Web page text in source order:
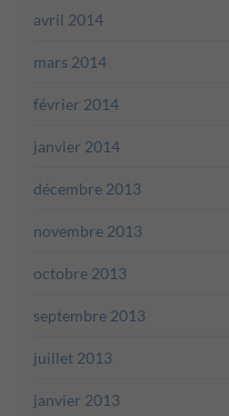
avril 2014
mars 2014
février 2014
janvier 2014
décembre 2013
novembre 2013
octobre 2013
septembre 2013
juillet 2013
janvier 2013